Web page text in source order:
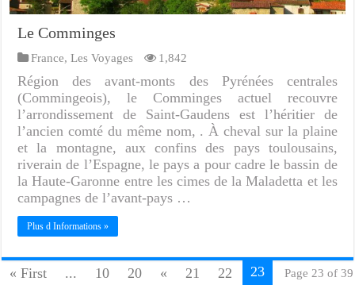
Le Comminges
France,Les Voyages 1,842
Région des avant-monts des Pyrénées centrales
(Commingeois), le Comminges actuel recouvre
l’arrondissement de Saint-Gaudens est l’héritier de
l’ancien comté du même nom, . À cheval sur la plaine
et la montagne, aux confins des pays toulousains,
riverain de l’Espagne, le pays a pour cadre le bassin de
la Haute-Garonne entre les cimes de la Maladetta et les
campagnes de l’avant-pays …
Plus d Informations »
Page 23 of 39
« First ... 10 20 « 21 22
23